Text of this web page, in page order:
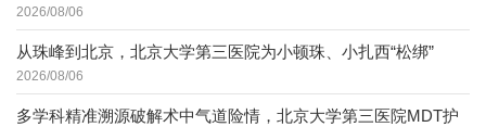
2026/08/06
从珠峰到北京，北京大学第三医院为小顿珠、小扎西“松绑”
2026/08/06
多学科精准溯源破解术中气道险情，北京大学第三医院MDT护